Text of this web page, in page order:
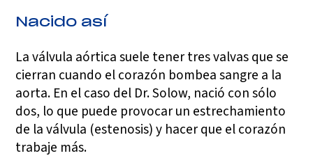
Nacido así
La válvula aórtica suele tener tres valvas que se
cierran cuando el corazón bombea sangre a la
aorta. En el caso del Dr. Solow, nació con sólo
dos, lo que puede provocar un estrechamiento
de la válvula (estenosis) y hacer que el corazón
trabaje más.